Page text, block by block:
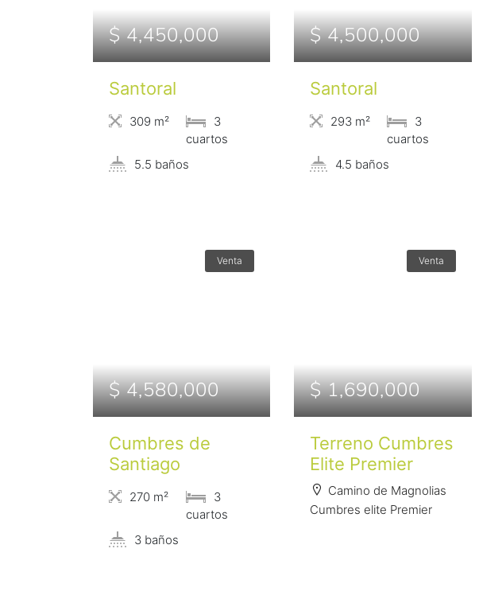
$ 4,450,000
Santoral
309 m²
3
сuartos
5.5 baños
$ 4,500,000
Santoral
293 m²
3
сuartos
4.5 baños
Venta
$ 4,580,000
Cumbres de
Santiago
270 m²
3
сuartos
3 baños
Venta
$ 1,690,000
Terreno Cumbres
Elite Premier
Camino de Magnolias
Cumbres elite Premier